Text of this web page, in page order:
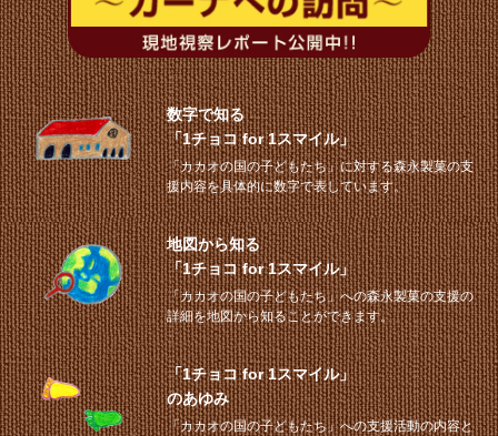
数字で知る
「1チョコ for 1スマイル」
「カカオの国の子どもたち」に対する森永製菓の支
援内容を具体的に数字で表しています。
地図から知る
「1チョコ for 1スマイル」
「カカオの国の子どもたち」への森永製菓の支援の
詳細を地図から知ることができます。
「1チョコ for 1スマイル」
のあゆみ
「カカオの国の子どもたち」への⽀援活動の内容と